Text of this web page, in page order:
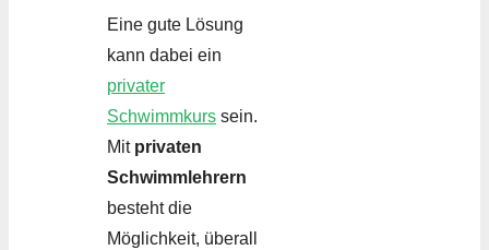
Eine gute Lösung
kann dabei ein
privater
Schwimmkurs sein.
Mit privaten
Schwimmlehrern
besteht die
Möglichkeit, überall